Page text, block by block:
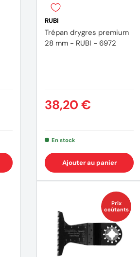
RUBI
Trépan drygres premium
28 mm - RUBI - 6972
38,20 €
En stock
Ajouter au panier
Prix
coûtants